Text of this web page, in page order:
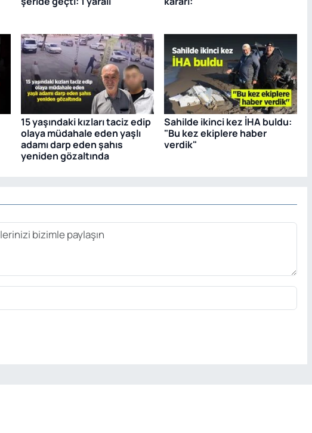
15 yaşındaki kızları taciz edip
olaya müdahale eden yaşlı
adamı darp eden şahıs
yeniden gözaltında
Sahilde ikinci kez İHA buldu:
"Bu kez ekiplere haber
verdik"